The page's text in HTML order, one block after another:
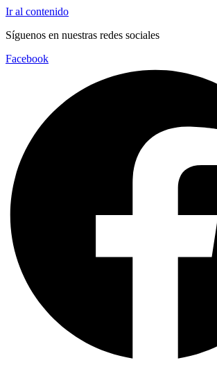
Ir al contenido
Síguenos en nuestras redes sociales
Facebook